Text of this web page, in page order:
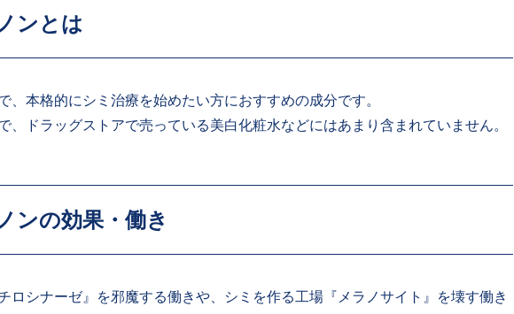
ンとは
、本格的にシミ治療を始めたい方におすすめの成分です。
、ドラッグストアで売っている美白化粧水などにはあまり含まれていません。
ンの効果・働き
ロシナーゼ』を邪魔する働きや、シミを作る工場『メラノサイト』を壊す働き